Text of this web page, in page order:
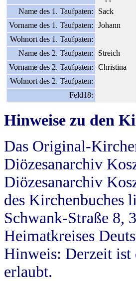
Name des 1. Taufpaten:
Sack
Vorname des 1. Taufpaten:
Johann
Wohnort des 1. Taufpaten:
Name des 2. Taufpaten:
Streich
Vorname des 2. Taufpaten:
Christina
Wohnort des 2. Taufpaten:
Feld18:
Hinweise zu den
Das Original-
Diözesanarchiv
Diözesanarchiv
des Kirchenbuches
Schwank-Straße 8,
Heimatkreises
Hinweis: Derzeit ist
erlaubt.